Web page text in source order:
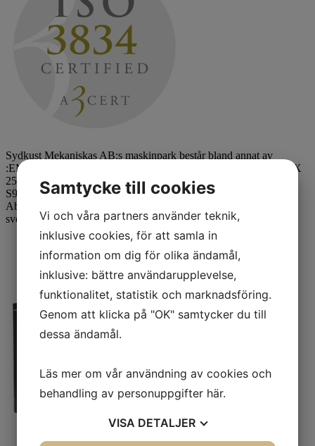
Sydkust Mekaniskas AB:s maskinpark består bland annat av
:EMCO maxturn 65 med subspindel och y-axel, DMG Mori CTX
2500/700 med löpdocka och y-axel, Potisje PA 25 12″, Pinacho
S90VS200 12″, DMG Mori DMU 50 5-axlig, Spinner VC 1150,
Abene VHF-550 CNC, TIG&MIG-svets, samt automatiserad
svetsning.
Samtycke till cookies
Vi och våra partners använder teknik,
inklusive cookies, för att samla in
information om dig för olika ändamål,
inklusive: bättre användarupplevelse,
funktionalitet, statistik och marknadsföring.
Genom att klicka på "OK" samtycker du till
dessa ändamål.
Läs mer om vår användning av cookies och
behandling av personuppgifter här.
VISA DETALJER